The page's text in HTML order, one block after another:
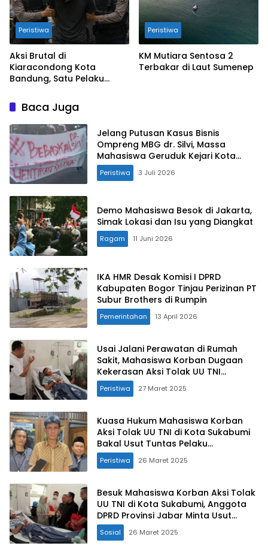
Peristiwa
Aksi Brutal di
Kiaracondong Kota
Bandung, Satu Pelaku
Peristiwa
KM Mutiara Sentosa 2
Terbakar di Laut Sumenep
Baca Juga
Jelang Putusan Kasus Bisnis
Ompreng MBG dr. Silvi, Massa
Mahasiswa Geruduk Kejari Kota
Sukabumi
Peristiwa 3 Juli 2026
Demo Mahasiswa Besok di Jakarta,
Simak Lokasi dan Isu yang Diangkat
Ragam 11 Juni 2026
IKA HMR Desak Komisi I DPRD
Kabupaten Bogor Tinjau Perizinan PT
Subur Brothers di Rumpin
Pemerintahan 13 April 2026
Usai Jalani Perawatan di Rumah
Sakit, Mahasiswa Korban Dugaan
Kekerasan Aksi Tolak UU TNI
Dipulangkan
Peristiwa 27 Maret 2025
Kuasa Hukum Mahasiswa Korban
Aksi Tolak UU TNI di Kota Sukabumi
Bakal Usut Tuntas Pelaku
Penganiayaan
Peristiwa 26 Maret 2025
Besuk Mahasiswa Korban Aksi Tolak
UU TNI di Kota Sukabumi, Anggota
DPRD Provinsi Jabar Minta Usut
Tindakan Arogan
Sosial 26 Maret 2025